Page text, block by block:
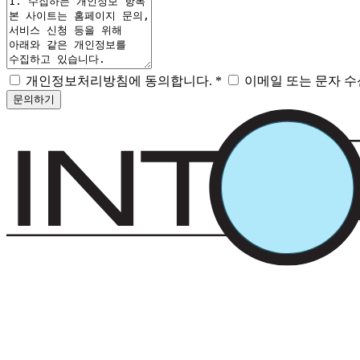
개인정보처리방침에 동의합니다. 이메일 또는 문자 수
문의하기